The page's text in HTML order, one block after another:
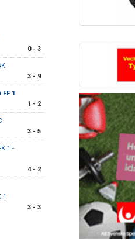
0 - 3
3 - 9
1
1 - 2
3 - 5
1 -
4 - 2
1
3 - 3